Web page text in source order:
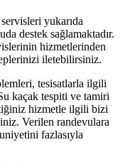
yukarıda
destek sağlamaktadır.
hizmetlerinden
iletebilirsiniz.
tesisatlarla ilgili
kaçak tespiti ve tamiri
hizmetle ilgili bizi
Verilen randevulara
fazlasıyla